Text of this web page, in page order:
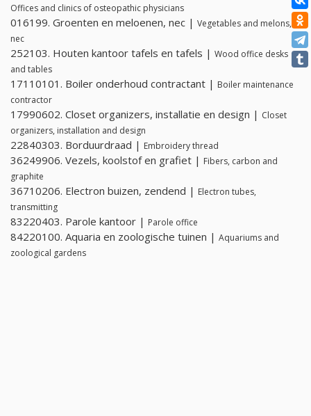
Offices and clinics of osteopathic physicians
016199. Groenten en meloenen, nec | Vegetables and melons,
nec
252103. Houten kantoor tafels en tafels | Wood office desks
and tables
17110101. Boiler onderhoud contractant | Boiler maintenance
contractor
17990602. Closet organizers, installatie en design | Closet
organizers, installation and design
22840303. Borduurdraad | Embroidery thread
36249906. Vezels, koolstof en grafiet | Fibers, carbon and
graphite
36710206. Electron buizen, zendend | Electron tubes,
transmitting
83220403. Parole kantoor | Parole office
84220100. Aquaria en zoologische tuinen | Aquariums and
zoological gardens